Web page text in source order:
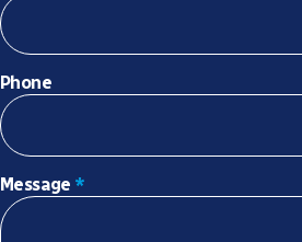
Phone
Message *